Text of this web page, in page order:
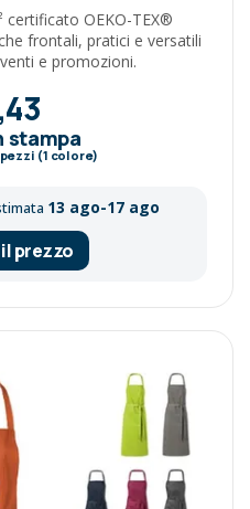
certificato OEKO-TEX®
frontali, pratici e versatili
e promozioni.
stampa
(1 colore)
13 ago-17 ago
prezzo